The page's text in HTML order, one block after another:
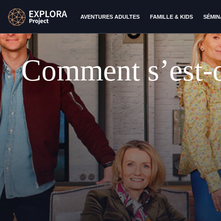
AVENTURES ADULTES FAMILLE & KIDS
Comment